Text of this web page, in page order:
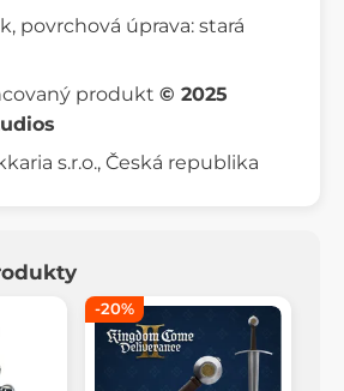
povrchová úprava: stará
produkt © 2025
s.r.o., Česká republika
-20%